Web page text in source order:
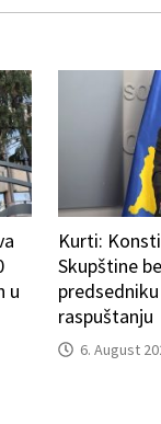
u
Kurti:
Skupštine
raspuštanju
6. August